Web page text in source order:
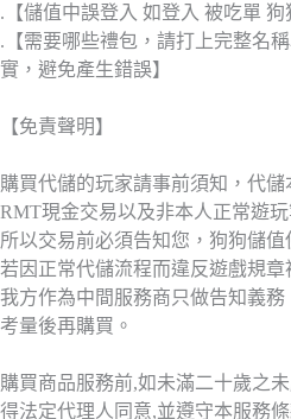
.【儲值中誤登入 如登入 被吃單 狗
.【需要哪些禮包，請打上完整名
實，避免產生錯誤】
【免責聲明】
購買代儲的玩家請事前須知，代
RMT現金交易以及非本人正常遊
所以交易前必須告知您，狗狗儲
若因正常代儲流程而違反遊戲規章
我方作為中間服務商只做告知義
考量後再購買。
購買商品服務前,如未滿二十歲之
得法定代理人同意,並遵守本服務